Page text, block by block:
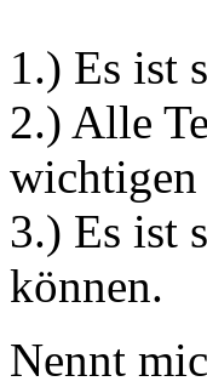
1.) Es ist
2.) Alle
wichtigen
3.) Es ist
können.
Nennt